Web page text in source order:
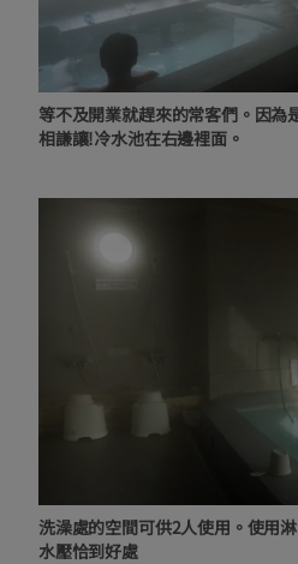
等不及開業就趕來的常客們。因為
相謙讓!冷水池在右邊裡面。
洗澡處的空間可供2人使用。使用
水壓恰到好處